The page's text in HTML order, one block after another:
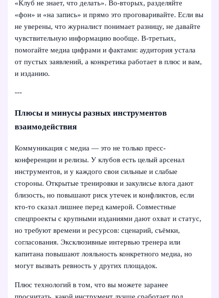
«Клуб не знает, что делать». Во-вторых, разделяйте
«фон» и «на запись» и прямо это проговаривайте. Если вы
не уверены, что журналист понимает разницу, не давайте
чувствительную информацию вообще. В-третьих,
помогайте медиа цифрами и фактами: аудитория устала
от пустых заявлений, а конкретика работает в плюс и вам,
и изданию.
---
Плюсы и минусы разных инструментов
взаимодействия
Коммуникация с медиа — это не только пресс-
конференции и релизы. У клубов есть целый арсенал
инструментов, и у каждого свои сильные и слабые
стороны. Открытые тренировки и закулисье влога дают
близость, но повышают риск утечек и конфликтов, если
кто-то сказал лишнее перед камерой. Совместные
спецпроекты с крупными изданиями дают охват и статус,
но требуют времени и ресурсов: сценарий, съёмки,
согласования. Эксклюзивные интервью тренера или
капитана повышают лояльность конкретного медиа, но
могут вызвать ревность у других площадок.
Плюс технологий в том, что вы можете заранее